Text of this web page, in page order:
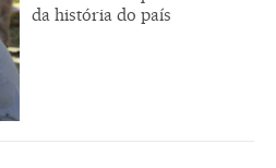
da história do país